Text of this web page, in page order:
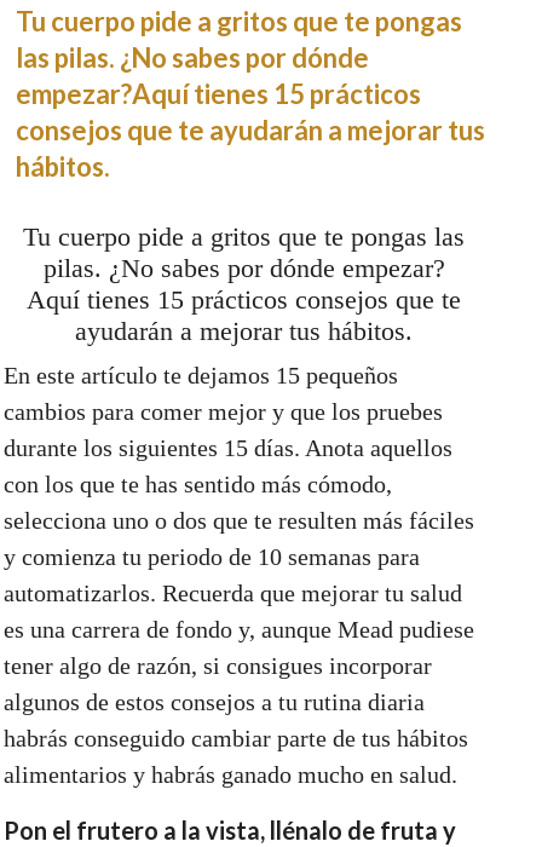
Tu cuerpo pide a gritos que te pongas
las pilas. ¿No sabes por dónde
empezar?Aquí tienes 15 prácticos
consejos que te ayudarán a mejorar tus
hábitos.
Tu cuerpo pide a gritos que te pongas las
pilas. ¿No sabes por dónde empezar?
Aquí tienes 15 prácticos consejos que te
ayudarán a mejorar tus hábitos.
En este artículo te dejamos 15 pequeños
cambios para comer mejor y que los pruebes
durante los siguientes 15 días. Anota aquellos
con los que te has sentido más cómodo,
selecciona uno o dos que te resulten más fáciles
y comienza tu periodo de 10 semanas para
automatizarlos. Recuerda que mejorar tu salud
es una carrera de fondo y, aunque Mead pudiese
tener algo de razón, si consigues incorporar
algunos de estos consejos a tu rutina diaria
habrás conseguido cambiar parte de tus hábitos
alimentarios y habrás ganado mucho en salud.
Pon el frutero a la vista, llénalo de fruta y